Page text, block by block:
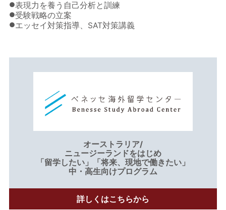
●表現力を養う自己分析と訓練
●受験戦略の立案
●エッセイ対策指導、SAT対策講義
オーストラリア/
ニュージーランドをはじめ
「留学したい」「将来、現地で働きたい」
中・高生向けプログラム
詳しくはこちらから